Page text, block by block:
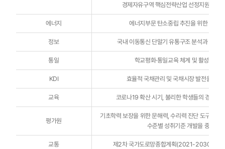
경제자유구역 핵심전략산업 선정지원 및 운
에너지 에너지부문 탄소중립 추진을 위한 전략
정보 국내 이동통신 단말기 유통구조 분석과 5G시
통일 학교평화·통일교육 체계 및 활성화 방
KDI 효율적 국채관리 및 국채시장 발전을 위
교육 코로나19 확산 시기, 불리한 학생들의 경험에
평가원
기초학력 보장을 위한 문해력, 수리력 진단 도구 개발
수준별 성취기준 개발을 중심으
교통 제2차 국가도로망종합계획(2021-2030) 수